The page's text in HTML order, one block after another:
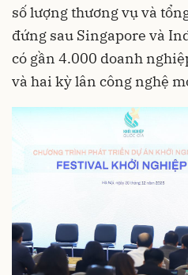
số lượng thương vụ và
đứng sau Singapore và
có gần 4.000 doanh
và hai kỳ lân công nghệ